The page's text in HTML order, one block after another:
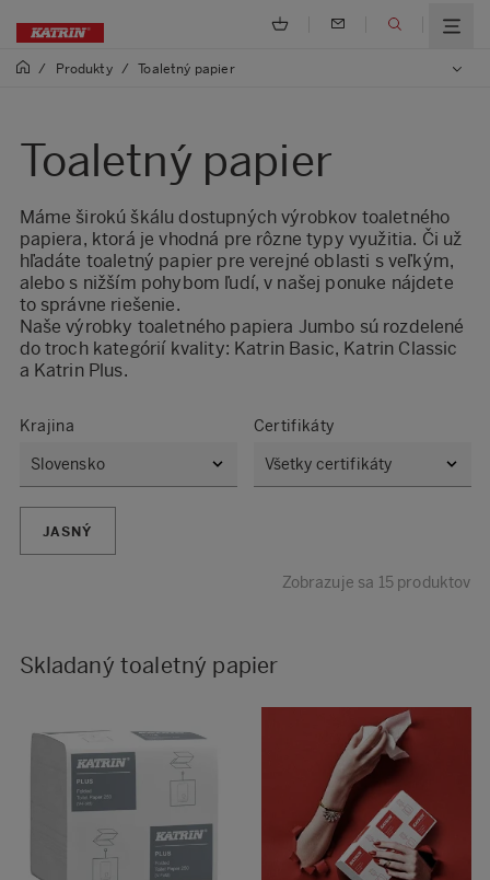
/ Produkty / Toaletný papier
Toaletný papier
Máme širokú škálu dostupných výrobkov toaletného
papiera, ktorá je vhodná pre rôzne typy využitia. Či už
hľadáte toaletný papier pre verejné oblasti s veľkým,
alebo s nižším pohybom ľudí, v našej ponuke nájdete
to správne riešenie.
Naše výrobky toaletného papiera Jumbo sú rozdelené
do troch kategórií kvality: Katrin Basic, Katrin Classic
a Katrin Plus.
Krajina Certifikáty
JASNÝ
Zobrazuje sa 15 produktov
Skladaný toaletný papier